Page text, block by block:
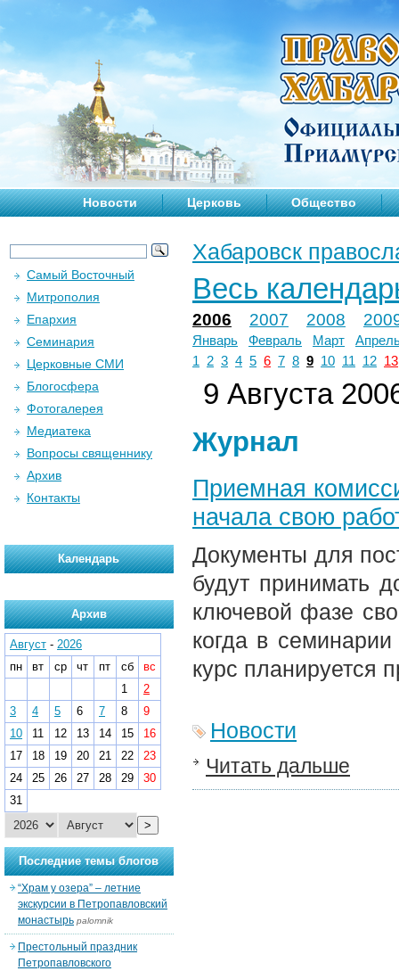
Новости Церковь Общество
Хабаровск
Весь
2006 2007 2008
Январь Февраль Март
1
2 3 4 5 6 7 8 9 10 11 12 13
9 Августа
Журнал
Приемная
начала свою
Документы для
будут принимать
ключевой фазе
когда в
курс планируется
Новости
Читать дальше
Самый Восточный
Митрополия
Епархия
Семинария
Церковные СМИ
Блогосфера
Фотогалерея
Медиатека
Вопросы священнику
Архив
Контакты
Календарь
Архив
Август - 2026
пн
вт ср чт пт сб
вс
1
2
3
4 5 6 7 8
9
10
11 12 13 14 15
16
17
18 19 20 21 22
23
24
25 26 27 28 29
30
31
>
Последние темы блогов
“Храм у озера” – летние
экскурсии в Петропавловский
монастырь palomnik
Престольный праздник
Петропавловского